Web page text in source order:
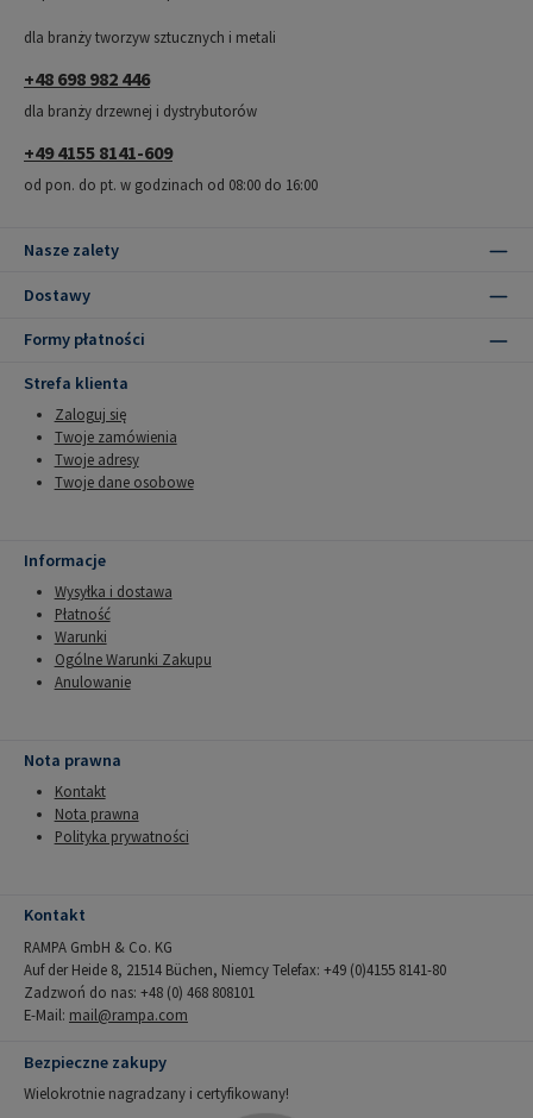
dla branży tworzyw sztucznych i metali
+48 698 982 446
dla branży drzewnej i dystrybutorów
+49 4155 8141-609
od pon. do pt. w godzinach od 08:00 do 16:00
Nasze zalety
Dostawy
Formy płatności
Strefa klienta
Zaloguj się
Twoje zamówienia
Twoje adresy
Twoje dane osobowe
Informacje
Wysyłka i dostawa
Płatność
Warunki
Ogólne Warunki Zakupu
Anulowanie
Nota prawna
Kontakt
Nota prawna
Polityka prywatności
Kontakt
RAMPA GmbH & Co. KG
Auf der Heide 8, 21514 Büchen, Niemcy Telefax: +49 (0)4155 8141-80
Zadzwoń do nas: +48 (0) 468 808101
E-Mail: mail@rampa.com
Bezpieczne zakupy
Wielokrotnie nagradzany i certyfikowany!